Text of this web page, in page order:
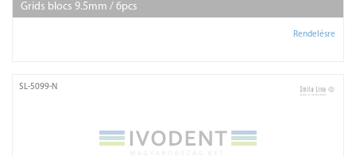
Grids blocs 9.5mm / 6pcs
Rendelésre
SL-5099-N